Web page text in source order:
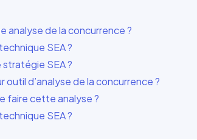
analyse de la concurrence ?
SEA ?
stratégie SEA ?
outil d’analyse de la concurrence ?
faire cette analyse ?
SEA ?